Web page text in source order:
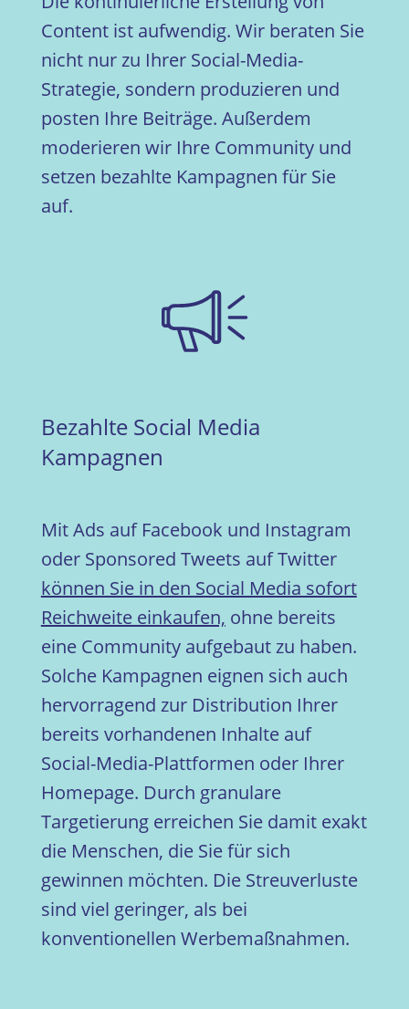
Content ist aufwendig. Wir beraten Sie
nicht nur zu Ihrer Social-Media-
Strategie, sondern produzieren und
posten Ihre Beiträge. Außerdem
moderieren wir Ihre Community und
setzen bezahlte Kampagnen für Sie
auf.
Bezahlte Social Media
Kampagnen
Mit Ads auf Facebook und Instagram
oder Sponsored Tweets auf Twitter
können Sie in den Social Media sofort
Reichweite einkaufen, ohne bereits
eine Community aufgebaut zu haben.
Solche Kampagnen eignen sich auch
hervorragend zur Distribution Ihrer
bereits vorhandenen Inhalte auf
Social-Media-Plattformen oder Ihrer
Homepage. Durch granulare
Targetierung erreichen Sie damit exakt
die Menschen, die Sie für sich
gewinnen möchten. Die Streuverluste
sind viel geringer, als bei
konventionellen Werbemaßnahmen.